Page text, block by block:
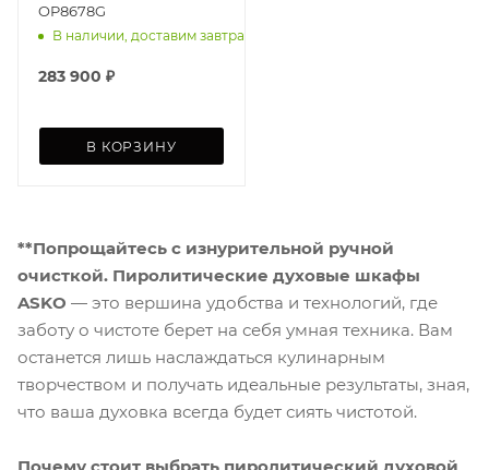
OP8678G
В наличии, доставим завтра
283 900 ₽
В КОРЗИНУ
**Попрощайтесь с изнурительной ручной
очисткой. Пиролитические духовые шкафы
ASKO — это вершина удобства и технологий, где
заботу о чистоте берет на себя умная техника. Вам
останется лишь наслаждаться кулинарным
творчеством и получать идеальные результаты, зная,
что ваша духовка всегда будет сиять чистотой.